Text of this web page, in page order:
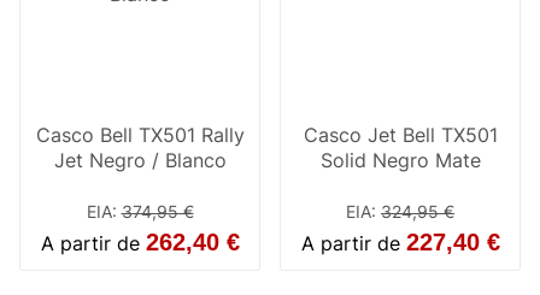
Casco Bell TX501 Rally
Jet Negro / Blanco
EIA:374,95 €
A partir de 262,40 €
Casco Jet Bell TX501
Solid Negro Mate
EIA: 324,95 €
A partir de 227,40 €